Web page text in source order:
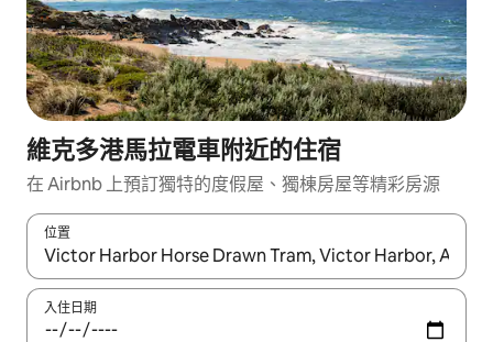
維克多港馬拉電車附近的住宿
在 Airbnb 上預訂獨特的度假屋、獨棟房屋等精彩房源
位置
如有搜尋結果，瀏覽內容時請使用上下箭頭，或輕點、滑動裝置。
入住日期